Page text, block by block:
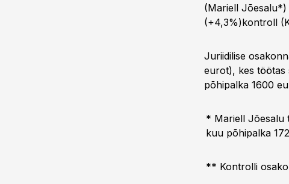
(Mariell
(+4,3%)kontroll
Juriidilise
eurot), kes töötas
põhipalka 1600
* Mariell Jõesalu
kuu põhipalka
** Kontrolli